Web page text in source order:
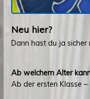
Neu hier?
Dann hast du ja
Ab welchem Alter
Ab der ersten Klasse